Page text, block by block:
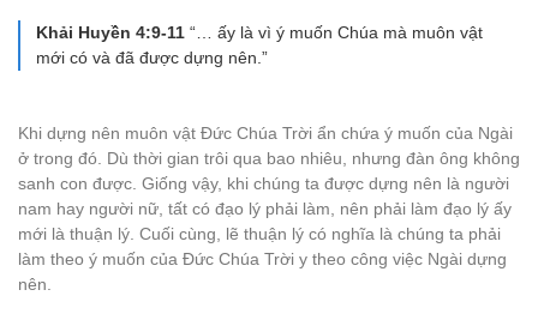
Khải Huyền 4:9-11 “… ấy là vì ý muốn Chúa mà muôn vật
mới có và đã được dựng nên.”
Khi dựng nên muôn vật Đức Chúa Trời ẩn chứa ý muốn của Ngài
ở trong đó. Dù thời gian trôi qua bao nhiêu, nhưng đàn ông không
sanh con được. Giống vậy, khi chúng ta được dựng nên là người
nam hay người nữ, tất có đạo lý phải làm, nên phải làm đạo lý ấy
mới là thuận lý. Cuối cùng, lẽ thuận lý có nghĩa là chúng ta phải
làm theo ý muốn của Đức Chúa Trời y theo công việc Ngài dựng
nên.